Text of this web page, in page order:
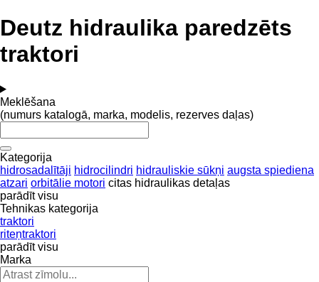
Deutz hidraulika paredzēts
traktori
Meklēšana
(numurs katalogā, marka, modelis, rezerves daļas)
Kategorija
hidrosadalītāji hidrocilindri hidrauliskie sūkņi augsta spiediena
atzari orbitālie motori citas hidraulikas detaļas
parādīt visu
Tehnikas kategorija
traktori
riteņtraktori
parādīt visu
Marka